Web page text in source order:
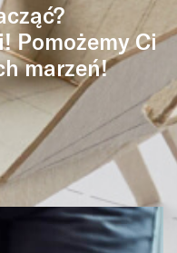
Pomożemy Ci
marzeń!